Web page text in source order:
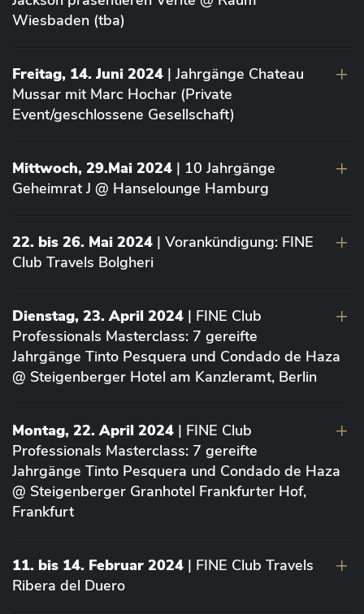
Wiesbaden (tba)
Freitag, 14. Juni 2024 | Jahrgänge Chateau
Mussar mit Marc Hochar (Private
Event/geschlossene Gesellschaft)
Mittwoch, 29.Mai 2024 | 10 Jahrgänge
Geheimrat J @ Hanselounge Hamburg
22. bis 26. Mai 2024 | Vorankündigung: FINE
Club Travels Bolgheri
Dienstag, 23. April 2024 | FINE Club
Professionals Masterclass: 7 gereifte
Jahrgänge Tinto Pesquera und Condado de Haza
@ Steigenberger Hotel am Kanzleramt, Berlin
Montag, 22. April 2024 | FINE Club
Professionals Masterclass: 7 gereifte
Jahrgänge Tinto Pesquera und Condado de Haza
@ Steigenberger Granhotel Frankfurter Hof,
Frankfurt
11. bis 14. Februar 2024 | FINE Club Travels
Ribera del Duero